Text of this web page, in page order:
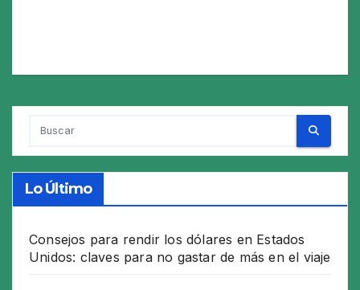
Lo Último
Consejos para rendir los dólares en Estados
Unidos: claves para no gastar de más en el viaje